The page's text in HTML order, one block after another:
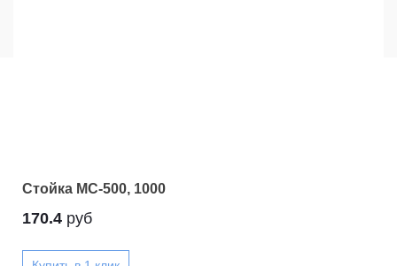
Стойка МС-500, 1000
170.4 руб